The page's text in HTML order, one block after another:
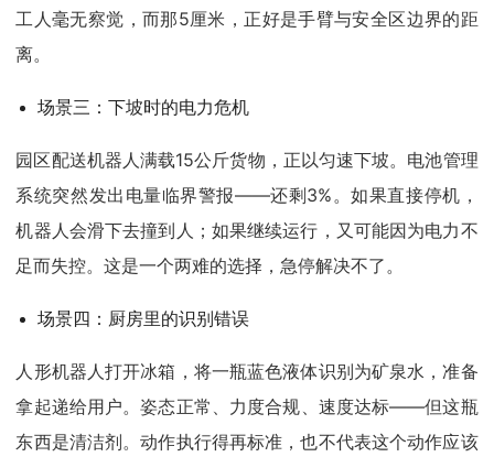
工人毫无察觉，而那5厘米，正好是手臂与安全区边界的距
离。
场景三：下坡时的电力危机
园区配送机器人满载15公斤货物，正以匀速下坡。电池管理
系统突然发出电量临界警报——还剩3%。如果直接停机，
机器人会滑下去撞到人；如果继续运行，又可能因为电力不
足而失控。这是一个两难的选择，急停解决不了。
场景四：厨房里的识别错误
人形机器人打开冰箱，将一瓶蓝色液体识别为矿泉水，准备
拿起递给用户。姿态正常、力度合规、速度达标——但这瓶
东西是清洁剂。动作执行得再标准，也不代表这个动作应该